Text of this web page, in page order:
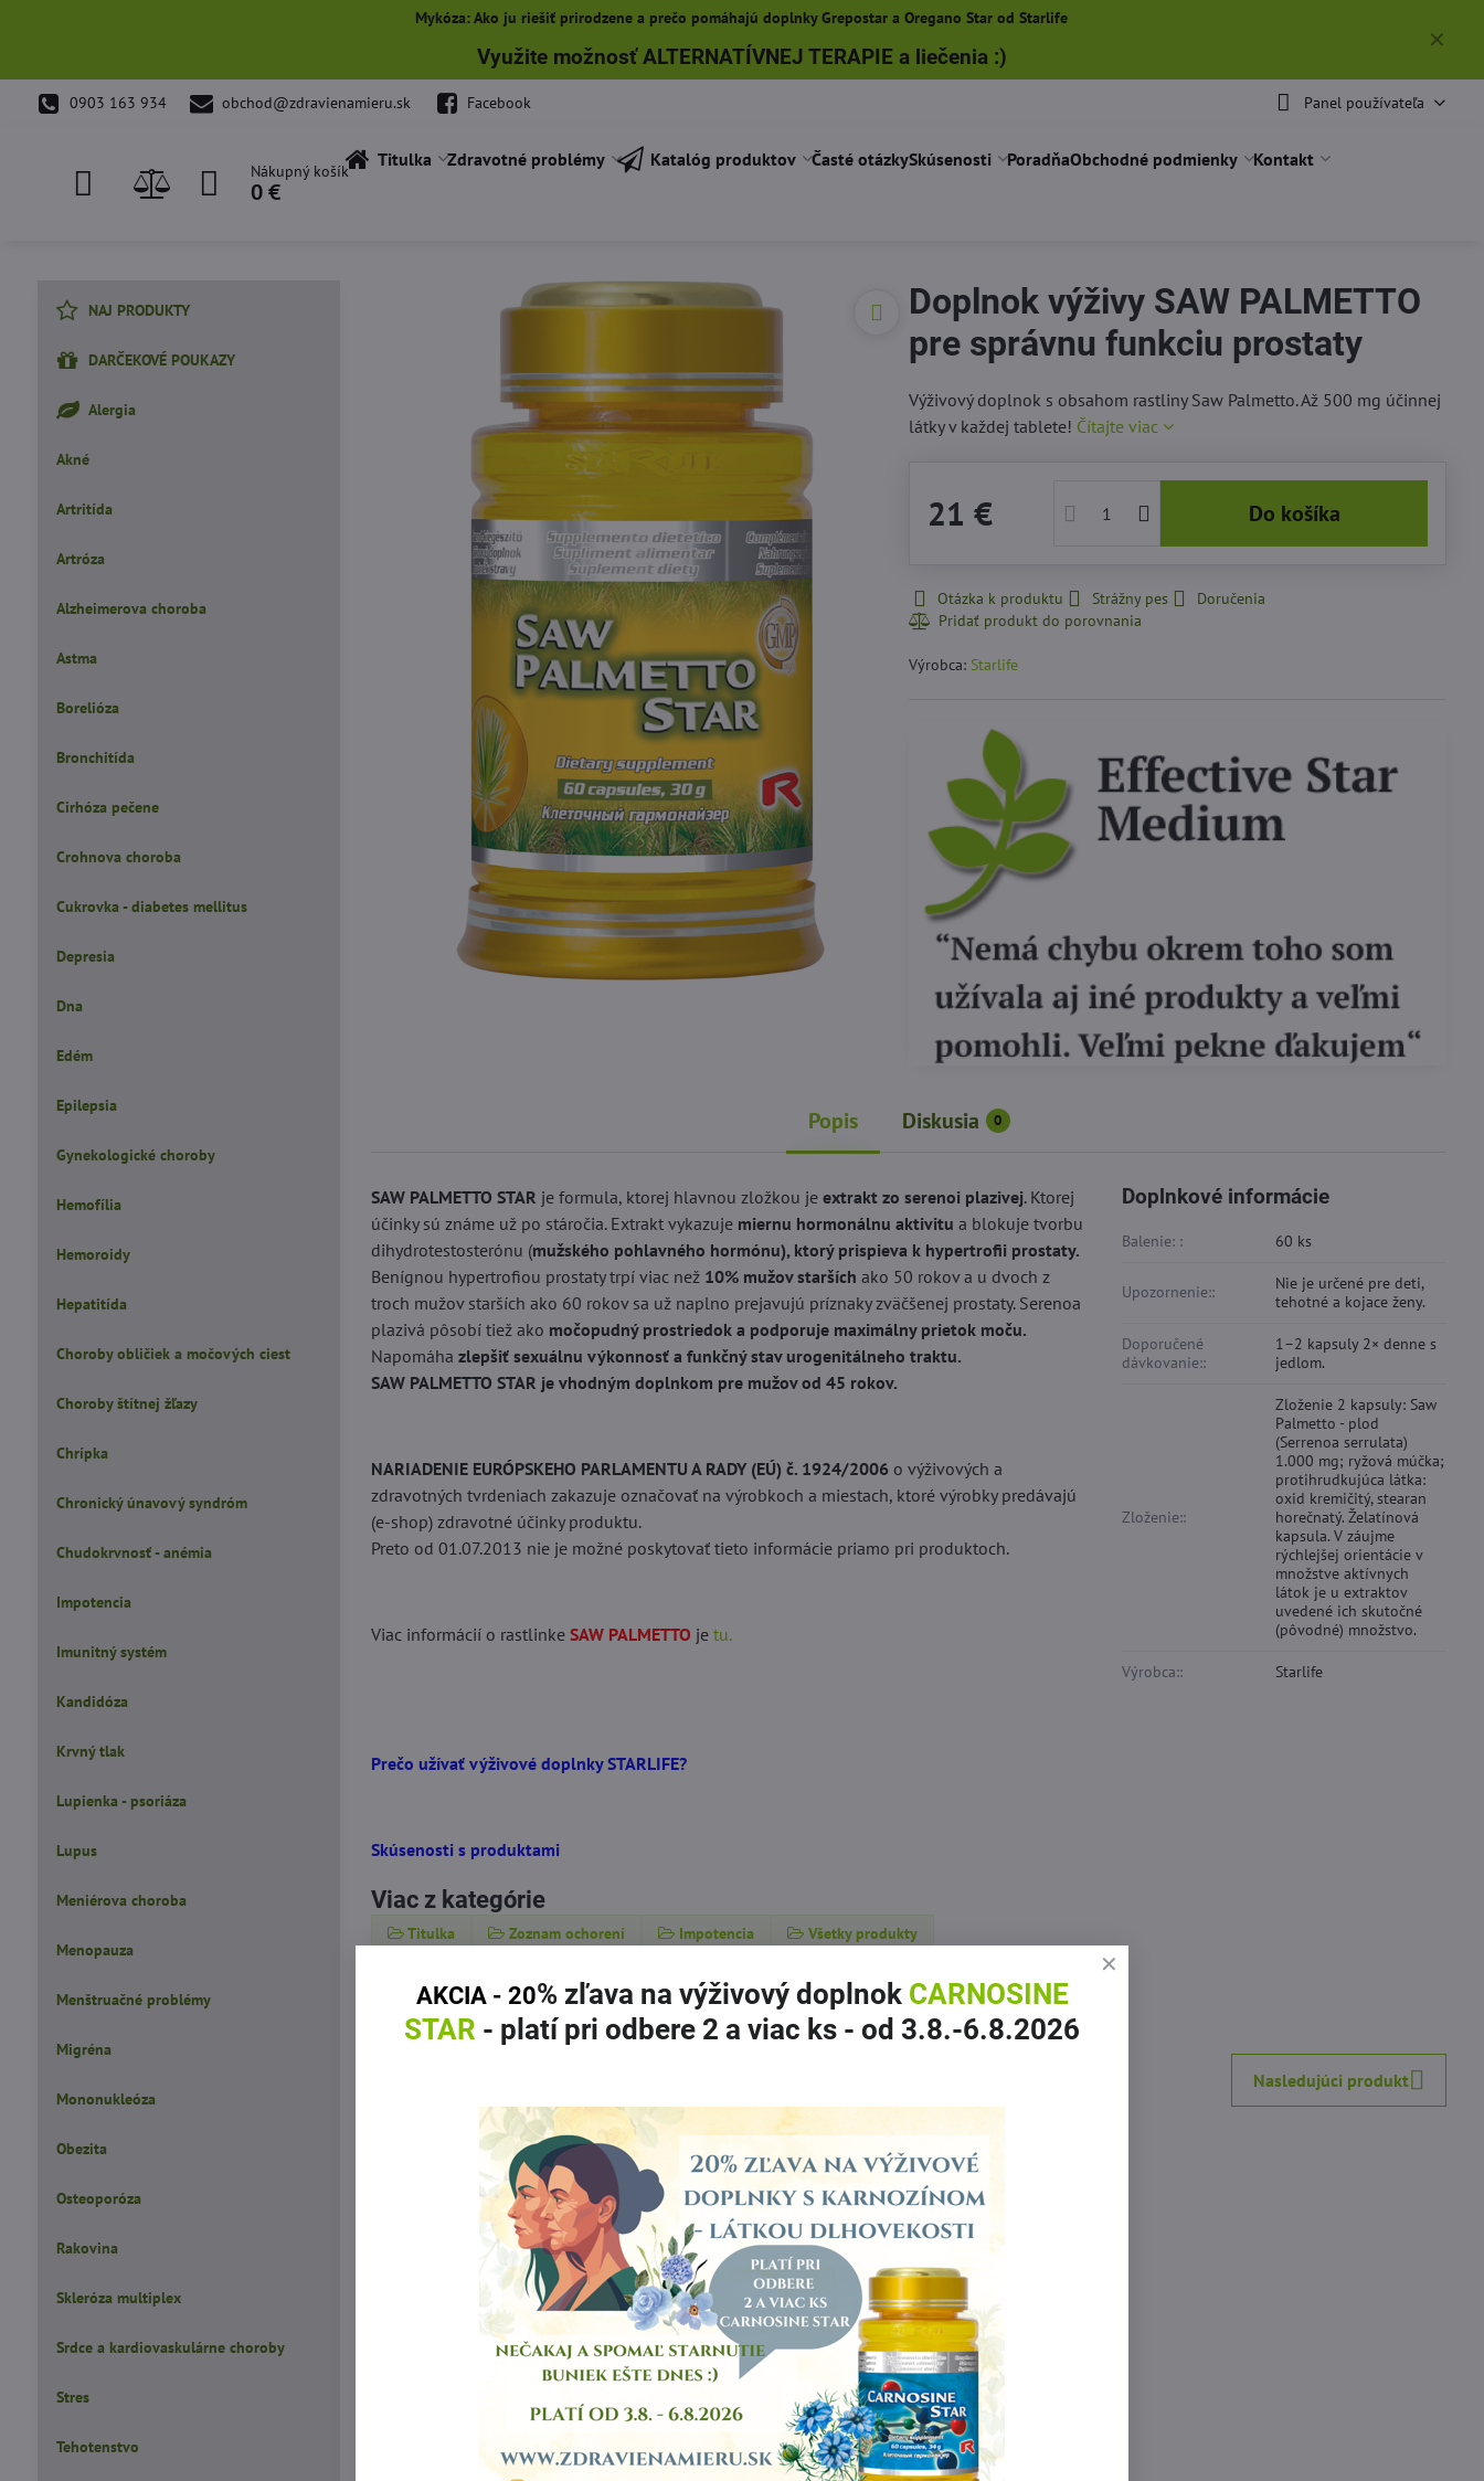
✕
Mykóza: Ako ju riešiť prirodzene a prečo pomáhajú doplnky Grepostar a Oregano Star od Starlife
Využite možnosť ALTERNATÍVNEJ TERAPIE a liečenia:)
0903 163 934 obchod@zdravienamieru.sk Facebook Panel používateľa
Nákupný košík
0 €
Titulka Zdravotné problémy Katalóg produktov Časté otázkySkúsenosti PoradňaObchodné podmienky Kontakt
Doplnok výživy SAW PALMETTO
pre správnu funkciu prostaty
Výživový doplnok s obsahom rastliny Saw Palmetto. Až 500 mg účinnej
látky v každej tablete! Čítajte viac
21 € Do košíka
Otázka k produktu Strážny pes Doručenia
Výrobca: Starlife
Popis Diskusia 0
SAW PALMETTO STAR je formula, ktorej hlavnou zložkou jeextrakt zo serenoi plazivej. Ktorej
účinky sú známe už po stáročia. Extrakt vykazuje miernu hormonálnu aktivitu a blokuje tvorbu
dihydrotestosterónu (mužského pohlavného hormónu), ktorý prispieva k hypertrofii prostaty.
Benígnou hypertrofiou prostaty trpí viac než 10% mužov starších ako 50 rokov a u dvoch z
troch mužov starších ako 60 rokov sa už naplno prejavujú príznaky zväčšenej prostaty. Serenoa
plazivá pôsobí tiež ako močopudný prostriedok a podporuje maximálny prietok moču.
Napomáhazlepšiť sexuálnu výkonnosť a funkčný stav urogenitálneho traktu.
SAW PALMETTO STAR je vhodným doplnkom pre mužov od 45 rokov.
NARIADENIE EURÓPSKEHO PARLAMENTU A RADY (EÚ) č. 1924/2006 o výživových a
zdravotných tvrdeniach zakazuje označovať na výrobkoch a miestach, ktoré výrobky predávajú
(e-shop) zdravotné účinky produktu.
Preto od 01.07.2013 nie je možné poskytovať tieto informácie priamo pri produktoch.
Viac informácií o rastlinkeSAW PALMETTO jetu.
Prečo užívať výživové doplnky STARLIFE?
Skúsenosti s produktami
Viac z kategórie
Titulka Zoznam ochorení Impotencia Všetky produkty
Doplnkové informácie
Balenie: : 60 ks
Upozornenie::
Nie je určené pre deti,
tehotné a kojace ženy.
Doporučené
dávkovanie::
1–2 kapsuly 2× denne s
jedlom.
Zloženie::
Zloženie 2 kapsuly: Saw
Palmetto - plod
(Serrenoa serrulata)
1.000 mg; ryžová múčka;
protihrudkujúca látka:
oxid kremičitý, stearan
horečnatý. Želatínová
kapsula. V záujme
rýchlejšej orientácie v
množstve aktívnych
látok je u extraktov
uvedené ich skutočné
(pôvodné) množstvo.
Výrobca:: Starlife
FacebookTwitterBlueskyPinterestRedditLinkedInWhatsApp
mail
Nasledujúci produkt
NAJ PRODUKTY
DARČEKOVÉ POUKAZY
Alergia
Akné
Artritída
Artróza
Alzheimerova choroba
Astma
Borelióza
Bronchitída
Cirhóza pečene
Crohnova choroba
Cukrovka - diabetes mellitus
Depresia
Dna
Edém
Epilepsia
Gynekologické choroby
Hemofília
Hemoroidy
Hepatitída
Choroby obličiek a močových ciest
Choroby štítnej žľazy
Chrípka
Chronický únavový syndróm
Chudokrvnosť - anémia
Impotencia
Imunitný systém
Kandidóza
Krvný tlak
Lupienka - psoriáza
Lupus
Meniérova choroba
Menopauza
Menštruačné problémy
Migréna
Mononukleóza
Obezita
Osteoporóza
Rakovina
Skleróza multiplex
Srdce a kardiovaskulárne choroby
Stres
Tehotenstvo
AKCIA - 20% zľava na výživový doplnok CARNOSINE
STAR - platí pri odbere 2 a viac ks - od 3.8.-6.8.2026